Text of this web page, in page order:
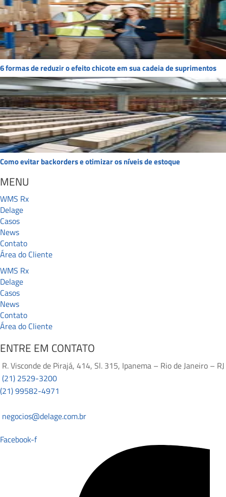
6 formas de reduzir o efeito chicote em sua cadeia de suprimentos
Como evitar backorders e otimizar os níveis de estoque
MENU
WMS Rx
Delage
Casos
News
Contato
Área do Cliente
WMS Rx
Delage
Casos
News
Contato
Área do Cliente
ENTRE EM CONTATO
R. Visconde de Pirajá, 414, Sl. 315, Ipanema – Rio de Janeiro – RJ
(21) 2529-3200
(21) 99582-4971
negocios@delage.com.br
Facebook-f